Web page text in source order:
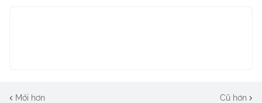
Mới hơn Cũ hơn